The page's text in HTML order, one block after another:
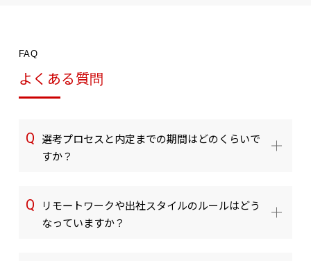
FAQ
よくある質問
選考プロセスと内定までの期間はどのくらいで
すか？
リモートワークや出社スタイルのルールはどう
なっていますか？